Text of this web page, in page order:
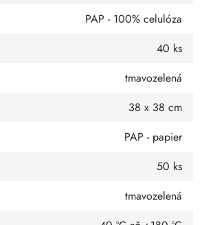
PAP - 100% celulóza
40 ks
tmavozelená
38 x 38 cm
PAP - papier
50 ks
tmavozelená